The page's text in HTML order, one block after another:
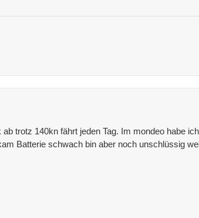
trotz 140kn fährt jeden Tag. Im mondeo habe
Batterie schwach bin aber noch unschlüssig